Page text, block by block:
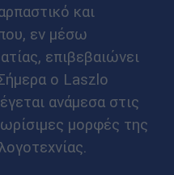
και
εν μέσω
επιβεβαιώνει
ο Laszlo
ανάμεσα στις
μορφές της